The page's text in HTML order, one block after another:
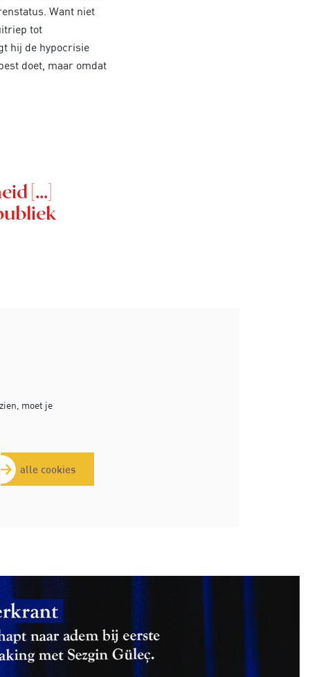
Want niet
tot
hij de hypocrisie
doet, maar omdat
[...]
moet je
alle cookies